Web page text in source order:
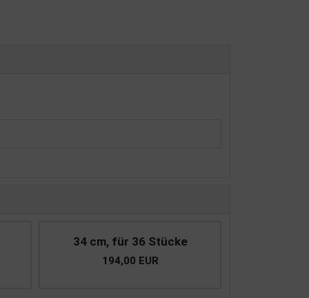
34 cm, für 36 Stücke
194,00 EUR